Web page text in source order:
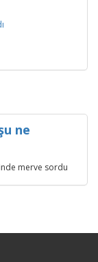
ne
merve sordu